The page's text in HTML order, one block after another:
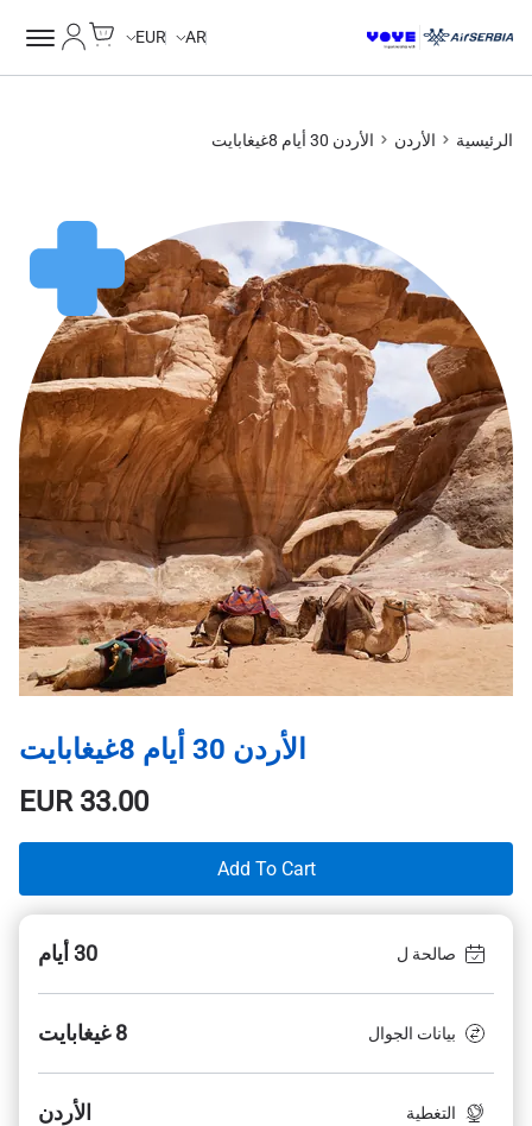
AR
EUR
الرئيسية الأردن الأردن 30 أيام 8غيغابايت
الأردن 30 أيام 8غيغابايت
EUR33.00
Add To Cart
صالحة ل 30 أيام
بيانات الجوال 8 غيغابايت
التغطية الأردن